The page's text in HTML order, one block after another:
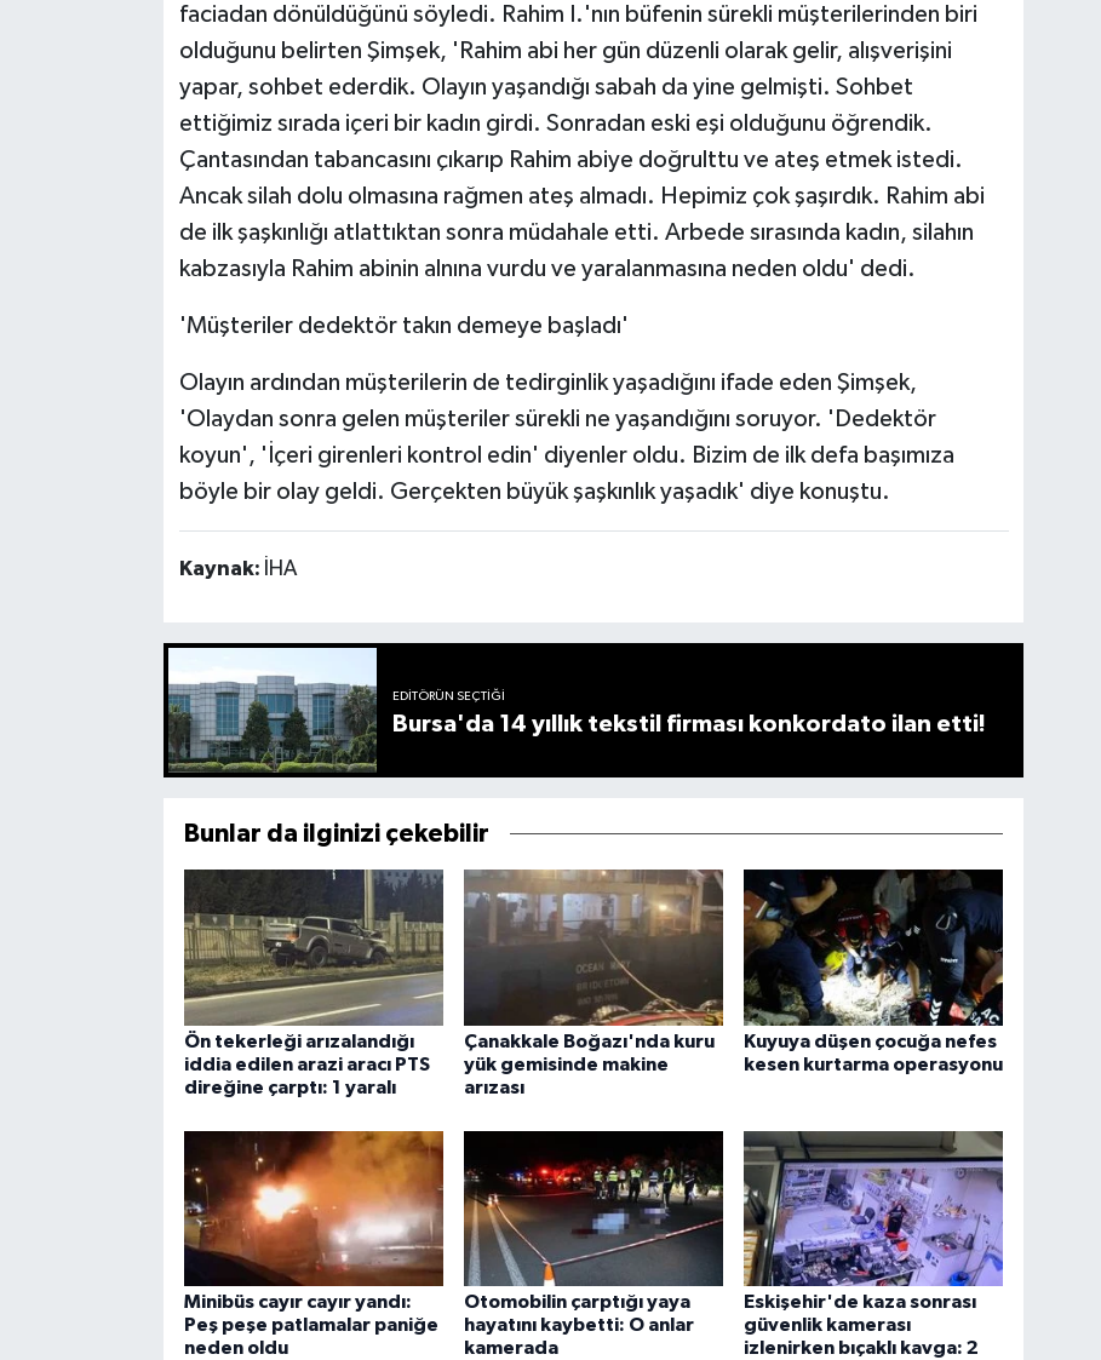
faciadan dönüldüğünü söyledi. Rahim I.'nın büfenin sürekli müşterilerinden biri
olduğunu belirten Şimşek, 'Rahim abi her gün düzenli olarak gelir, alışverişini
yapar, sohbet ederdik. Olayın yaşandığı sabah da yine gelmişti. Sohbet
ettiğimiz sırada içeri bir kadın girdi. Sonradan eski eşi olduğunu öğrendik.
Çantasından tabancasını çıkarıp Rahim abiye doğrulttu ve ateş etmek istedi.
Ancak silah dolu olmasına rağmen ateş almadı. Hepimiz çok şaşırdık. Rahim abi
de ilk şaşkınlığı atlattıktan sonra müdahale etti. Arbede sırasında kadın, silahın
kabzasıyla Rahim abinin alnına vurdu ve yaralanmasına neden oldu' dedi.
'Müşteriler dedektör takın demeye başladı'
Olayın ardından müşterilerin de tedirginlik yaşadığını ifade eden Şimşek,
'Olaydan sonra gelen müşteriler sürekli ne yaşandığını soruyor. 'Dedektör
koyun', 'İçeri girenleri kontrol edin' diyenler oldu. Bizim de ilk defa başımıza
böyle bir olay geldi. Gerçekten büyük şaşkınlık yaşadık' diye konuştu.
Kaynak: İHA
EDITÖRÜN SEÇTIĞI
Bursa'da 14 yıllık tekstil firması konkordato ilan etti!
Bunlar da ilginizi çekebilir
Ön tekerleği arızalandığı
iddia edilen arazi aracı PTS
direğine çarptı: 1 yaralı
Çanakkale Boğazı'nda kuru
yük gemisinde makine
arızası
Kuyuya düşen çocuğa nefes
kesen kurtarma operasyonu
Minibüs cayır cayır yandı:
Peş peşe patlamalar paniğe
neden oldu
Otomobilin çarptığı yaya
hayatını kaybetti: O anlar
kamerada
Eskişehir'de kaza sonrası
güvenlik kamerası
izlenirken bıçaklı kavga: 2